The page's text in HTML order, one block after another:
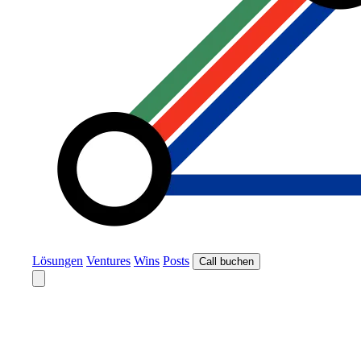
Lösungen Ventures Wins Posts Call buchen